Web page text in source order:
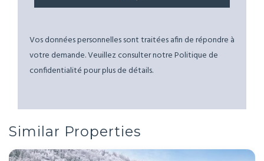
Vos données personnelles sont traitées afin de répondre à
votre demande. Veuillez consulter notre Politique de
confidentialité pour plus de détails.
Similar Properties